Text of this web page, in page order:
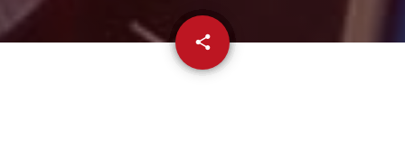
share
email